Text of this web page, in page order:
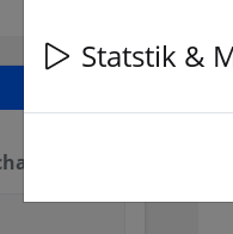
Statstik &